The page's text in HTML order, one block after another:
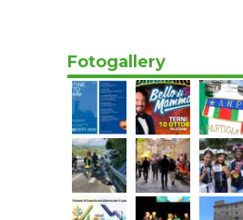
Fotogallery